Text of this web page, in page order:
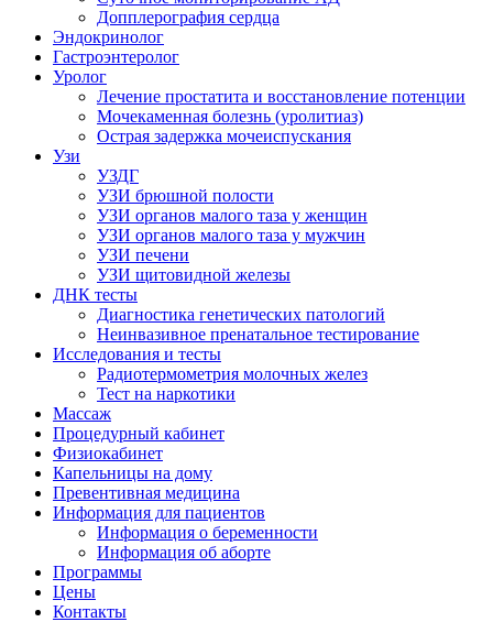
Допплерография сердца
Эндокринолог
Гастроэнтеролог
Уролог
Лечение простатита и восстановление потенции
Мочекаменная болезнь (уролитиаз)
Острая задержка мочеиспускания
Узи
УЗДГ
УЗИ брюшной полости
УЗИ органов малого таза у женщин
УЗИ органов малого таза у мужчин
УЗИ печени
УЗИ щитовидной железы
ДНК тесты
Диагностика генетических патологий
Неинвазивное пренатальное тестирование
Исследования и тесты
Радиотермометрия молочных желез
Тест на наркотики
Массаж
Процедурный кабинет
Физиокабинет
Капельницы на дому
Превентивная медицина
Информация для пациентов
Информация о беременности
Информация об аборте
Программы
Цены
Контакты